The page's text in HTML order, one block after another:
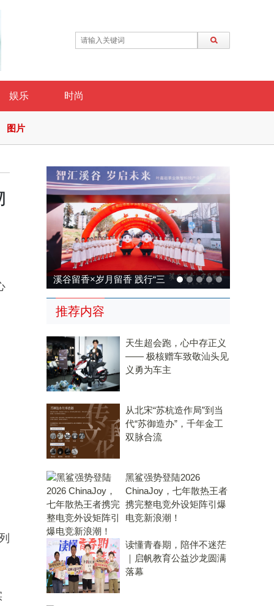
娱乐 时尚
图片
溪谷留香×岁月留香 践行“三
茶统筹”，传承传统，科技兴
推荐内容
天生超会跑，心中存正义
—— 极核赠车致敬汕头见
义勇为车主
从北宋“苏杭造作局”到当
代“苏御造办”，千年金工
双脉合流
黑鲨强势登陆2026
ChinaJoy，七年散热王者
携完整电竞外设矩阵引爆
电竞新浪潮！
读懂青春期，陪伴不迷茫
｜启帆教育公益沙龙圆满
落幕